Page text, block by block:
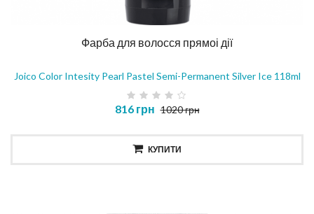
Фарба для волосся прямоі дії
Joico Color Intesity Pearl Pastel Semi-Permanent Silver Ice 118ml
816 грн 1020 грн
КУПИТИ